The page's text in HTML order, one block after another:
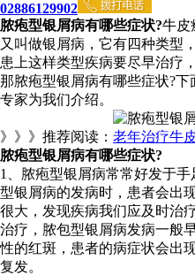
02886129902
脓疱型银屑病有哪些症状?牛皮
又叫做银屑病，它有四种类型
患上这样类型疾病要尽早治疗
那脓疱型银屑病有哪些症状?下
专家为我们介绍。
》》》推荐阅读： 老年治疗牛
脓疱型银屑病有哪些症状?
1、脓疱型银屑病常常好发于
型银屑病的发病时，患者会出
很大，发现疾病我们应及时治
治疗，脓包型银屑病发病一般
性的红斑，患者的病症状会出
复发。